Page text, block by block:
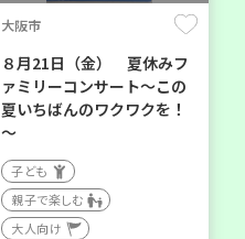
大阪市
８月21日（金） 夏休みフ
ァミリーコンサート～この
夏いちばんのワクワクを！
～
子ども
親子で楽しむ
大人向け